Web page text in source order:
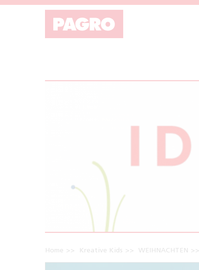
Home Kreative Kids WEIHNACHTEN